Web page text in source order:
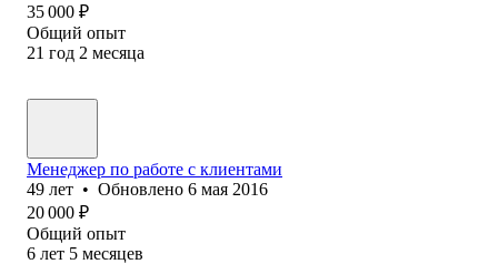
35 000 ₽
Общий опыт
21 год 2 месяца
Менеджер по работе с клиентами
49 лет • Обновлено 6 мая 2016
20 000 ₽
Общий опыт
6 лет 5 месяцев